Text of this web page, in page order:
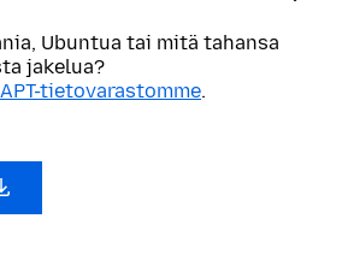
Ubuntua tai mitä tahansa
jakelua?
APT-tietovarastomme.